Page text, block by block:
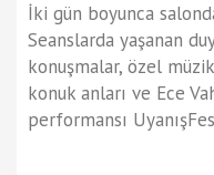
İki gün boyunca
Seanslarda yaşanan
konuşmalar, özel
konuk anları ve Ece
performansı